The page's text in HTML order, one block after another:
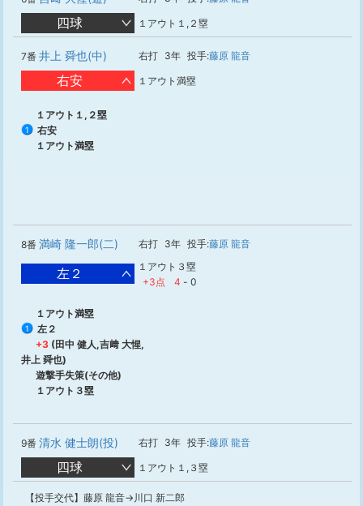
四球 １アウト１,２塁
7番 井上 舜也(中) 右打 3年 投手:藤原 龍音
右安 １アウト満塁
１アウト１,２塁
1
右安
１アウト満塁
8番 満崎 隆一郎(二) 右打 3年 投手:藤原 龍音
左２
１アウト３塁
+3点
4 - 0
１アウト満塁
1
左２
+3 (田中 健人,吉﨑 大惺,
井上 舜也)
遊撃手失策(その他)
１アウト３塁
9番 清水 健士朗(投) 右打 3年 投手:藤原 龍音
四球 １アウト１,３塁
【投手交代】藤原 龍音→川口 新二郎